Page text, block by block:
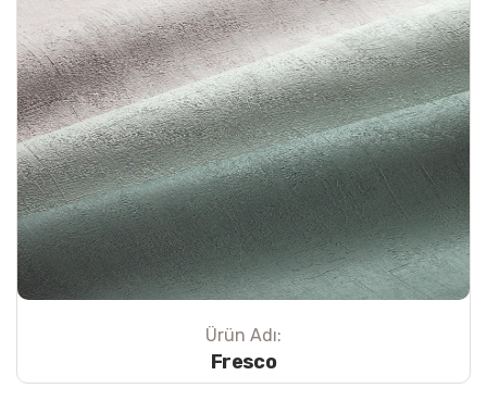
Ürün Adı:
Fresco